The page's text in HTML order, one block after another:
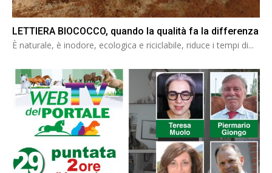
LETTIERA BIOCOCCO, quando la qualità fa la differenza
È naturale, è inodore, ecologica e riciclabile, riduce i tempi di...